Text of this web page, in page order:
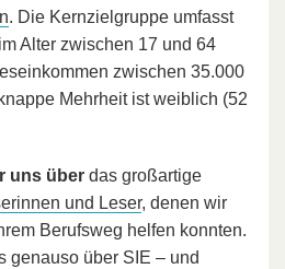
. Die Kernzielgruppe umfasst
Alter zwischen 17 und 64
zwischen 35.000
Mehrheit ist weiblich (52
uns über das großartige
und Leser, denen wir
Berufsweg helfen konnten.
genauso über SIE – und